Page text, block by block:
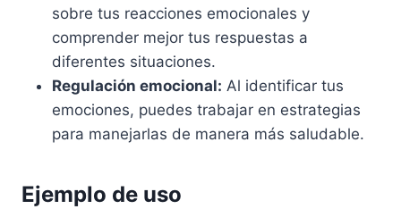
sobre tus reacciones emocionales y
comprender mejor tus respuestas a
diferentes situaciones.
Regulación emocional: Al identificar tus
emociones, puedes trabajar en estrategias
para manejarlas de manera más saludable.
Ejemplo de uso